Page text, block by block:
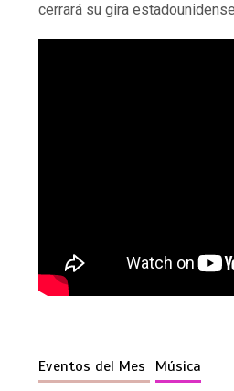
cerrará su gira
Eventos del Mes Música